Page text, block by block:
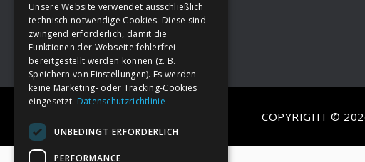
Footer →Deine Spende
COPYRIGHT ©
Unsere Website verwendet ausschließlich
technisch notwendige Cookies. Diese sind
zwingend erforderlich, damit die
Funktionen der Webseite fehlerfrei
bereitgestellt werden können (z. B.
Speichern von Einstellungen). Es werden
keine Marketing- oder Tracking-Cookies
eingesetzt. Datenschutzrichtlinie
UNBEDINGT ERFORDERLICH
PERFORMANCE